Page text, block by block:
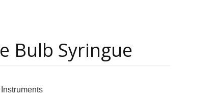
Bulb Syringue
Instruments